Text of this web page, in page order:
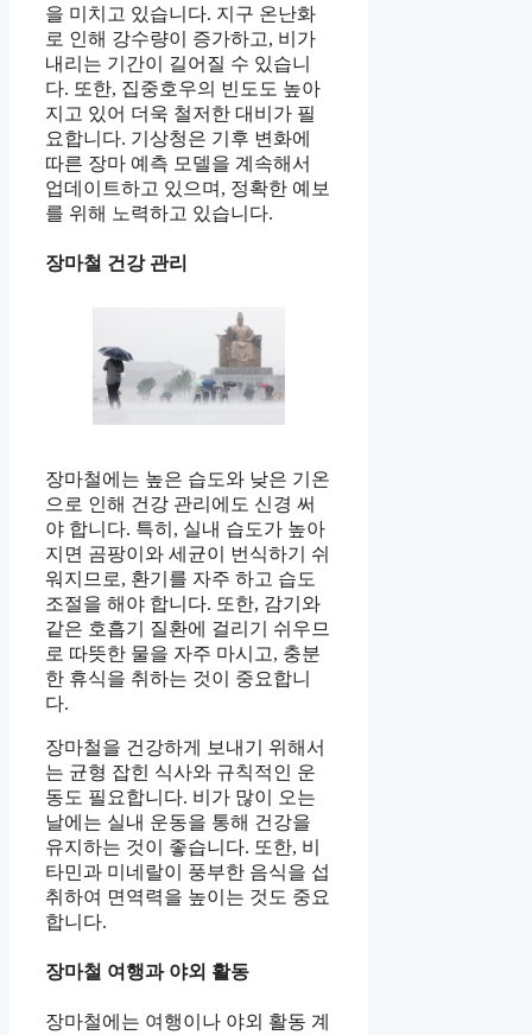
을 미치고 있습니다. 지구 온난화
로 인해 강수량이 증가하고, 비가
내리는 기간이 길어질 수 있습니
다. 또한, 집중호우의 빈도도 높아
지고 있어 더욱 철저한 대비가 필
요합니다. 기상청은 기후 변화에
따른 장마 예측 모델을 계속해서
업데이트하고 있으며, 정확한 예보
를 위해 노력하고 있습니다.
장마철 건강 관리
장마철에는 높은 습도와 낮은 기온
으로 인해 건강 관리에도 신경 써
야 합니다. 특히, 실내 습도가 높아
지면 곰팡이와 세균이 번식하기 쉬
워지므로, 환기를 자주 하고 습도
조절을 해야 합니다. 또한, 감기와
같은 호흡기 질환에 걸리기 쉬우므
로 따뜻한 물을 자주 마시고, 충분
한 휴식을 취하는 것이 중요합니
다.
장마철을 건강하게 보내기 위해서
는 균형 잡힌 식사와 규칙적인 운
동도 필요합니다. 비가 많이 오는
날에는 실내 운동을 통해 건강을
유지하는 것이 좋습니다. 또한, 비
타민과 미네랄이 풍부한 음식을 섭
취하여 면역력을 높이는 것도 중요
합니다.
장마철 여행과 야외 활동
장마철에는 여행이나 야외 활동 계